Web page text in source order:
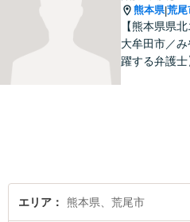
熊本県|荒尾
【熊本県県
大牟田市／
躍する弁護士
エリア 熊本県、荒尾市